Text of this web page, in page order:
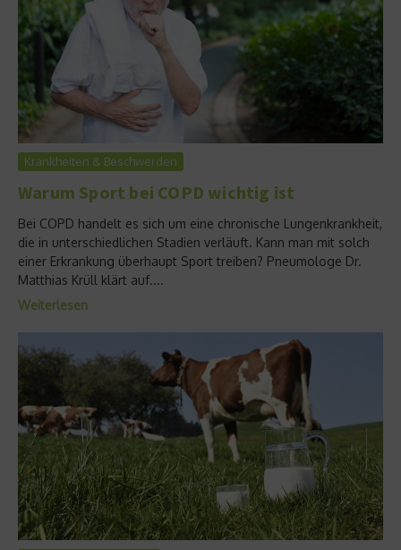
Krankheiten & Beschwerden
Warum Sport bei COPD wichtig ist
Bei COPD handelt es sich um eine chronische Lungenkrankheit,
die in unterschiedlichen Stadien verläuft. Kann man mit solch
einer Erkrankung überhaupt Sport treiben? Pneumologe Dr.
Matthias Krüll klärt auf....
Weiterlesen